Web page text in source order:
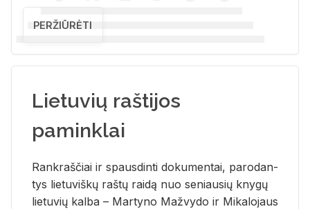
PERŽIŪRĖTI
Lietuvių raštijos
paminklai
Rank­raš­čiai ir spaus­din­ti do­ku­men­tai, pa­ro­dan­
tys lie­tu­viš­kų raš­tų rai­dą nuo se­niau­sių kny­gų
lie­tu­vių kal­ba – Mar­ty­no Ma­žvy­do ir Mi­ka­lo­jaus